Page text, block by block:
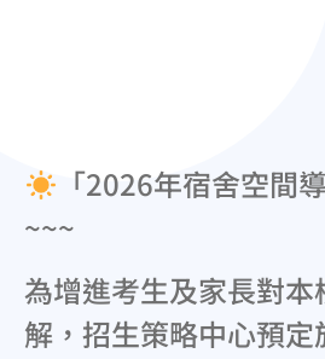
「2026年宿舍空間
~~~
為增進考生及家長對
解，招生策略中心預